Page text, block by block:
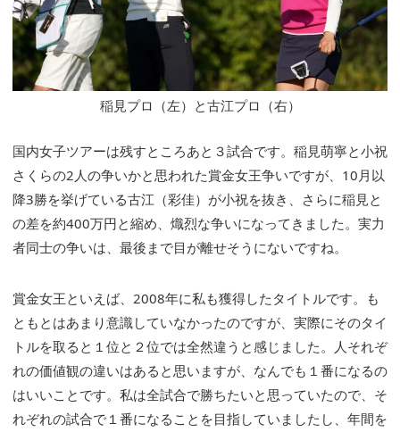
稲見プロ（左）と古江プロ（右）
国内女子ツアーは残すところあと３試合です。稲見萌寧と小祝
さくらの2人の争いかと思われた賞金女王争いですが、10月以
降3勝を挙げている古江（彩佳）が小祝を抜き、さらに稲見と
の差を約400万円と縮め、熾烈な争いになってきました。実力
者同士の争いは、最後まで目が離せそうにないですね。
賞金女王といえば、2008年に私も獲得したタイトルです。も
ともとはあまり意識していなかったのですが、実際にそのタイ
トルを取ると１位と２位では全然違うと感じました。人それぞ
れの価値観の違いはあると思いますが、なんでも１番になるの
はいいことです。私は全試合で勝ちたいと思っていたので、そ
れぞれの試合で１番になることを目指していましたし、年間を